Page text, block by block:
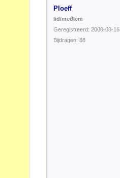
Ploeff
lid/medlem
Geregistreerd: 2008-03-16
Bijdragen: 88